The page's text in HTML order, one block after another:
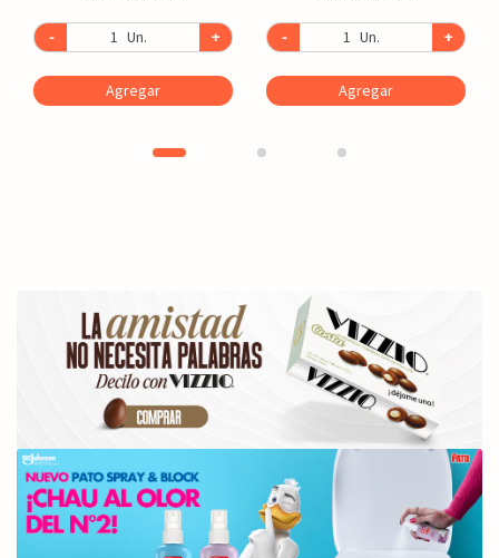
- Un. +
Agregar
- Un. +
Agregar